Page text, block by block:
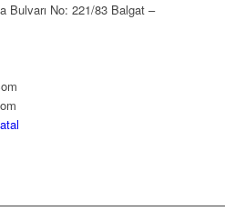
Bulvarı No: 221/83 Balgat –